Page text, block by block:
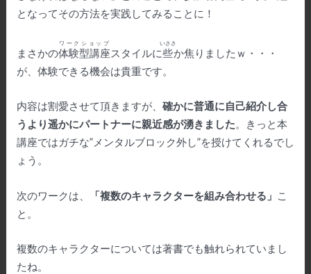
となってその方法を実践してみることに！
まさかの体験型講座
ワークショップ
スタイルに些
いささ
か焦りましたｗ・・・
が、体験できる機会は貴重です。
内容は割愛させて頂きますが、 確かに普通に自己紹介し合
うより遥かにパートナーに親近感が湧きました。きっと本
講座ではガチな”メンタルブロック外し”を授けてくれるでし
ょう。
次のワークは、 「複数のキャラクターを組み合わせる」 こ
と。
複数のキャラクターについては著書でも触れられていまし
たね。